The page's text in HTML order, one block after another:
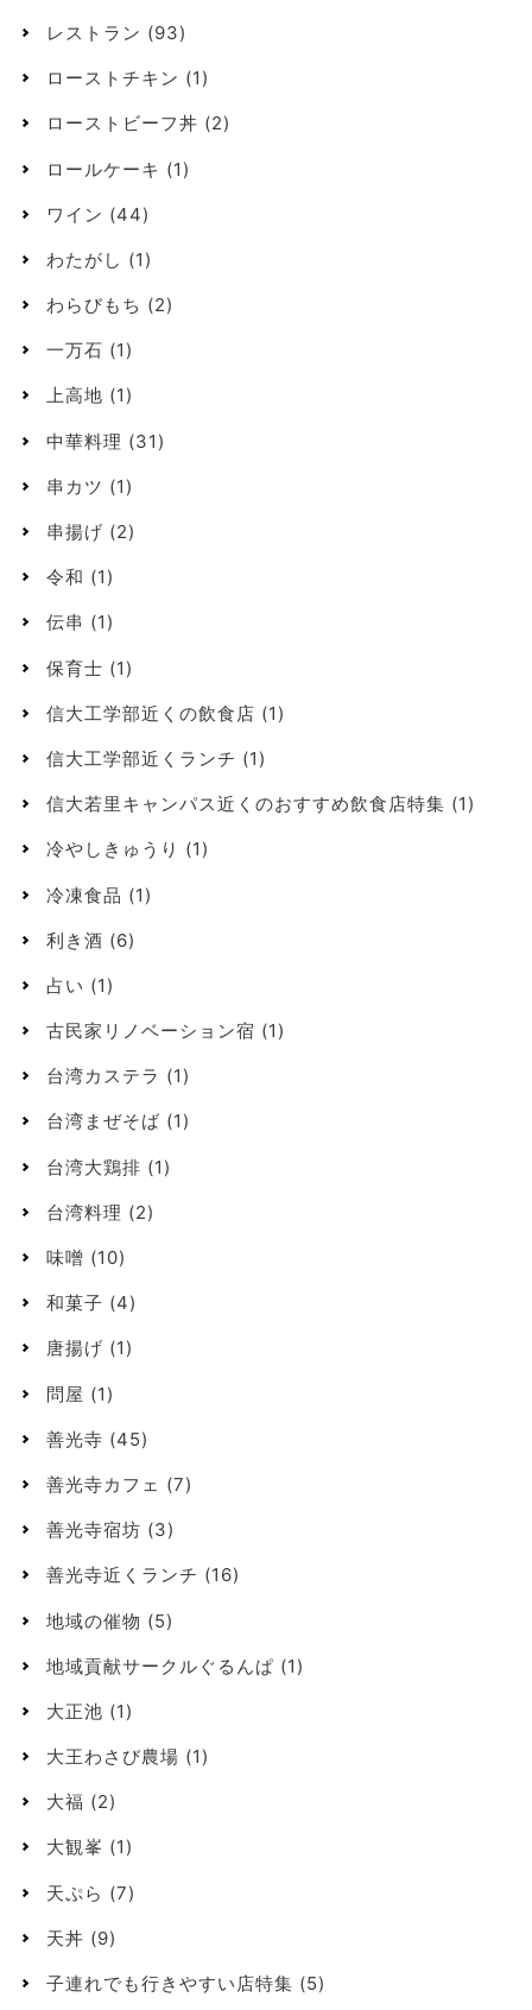
レストラン (93)
ローストチキン (1)
ローストビーフ丼 (2)
ロールケーキ (1)
ワイン (44)
わたがし (1)
わらびもち (2)
一万石 (1)
上高地 (1)
中華料理 (31)
串カツ (1)
串揚げ (2)
令和 (1)
伝串 (1)
保育士 (1)
信大工学部近くの飲食店 (1)
信大工学部近くランチ (1)
信大若里キャンパス近くのおすすめ飲食店特集 (1)
冷やしきゅうり (1)
冷凍食品 (1)
利き酒 (6)
占い (1)
古民家リノベーション宿 (1)
台湾カステラ (1)
台湾まぜそば (1)
台湾大鶏排 (1)
台湾料理 (2)
味噌 (10)
和菓子 (4)
唐揚げ (1)
問屋 (1)
善光寺 (45)
善光寺カフェ (7)
善光寺宿坊 (3)
善光寺近くランチ (16)
地域の催物 (5)
地域貢献サークルぐるんぱ (1)
大正池 (1)
大王わさび農場 (1)
大福 (2)
大観峯 (1)
天ぷら (7)
天丼 (9)
子連れでも行きやすい店特集 (5)